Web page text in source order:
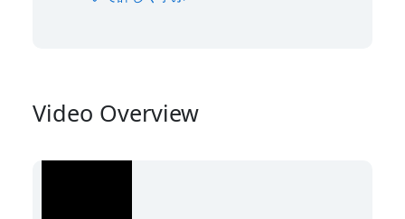
Video Overview